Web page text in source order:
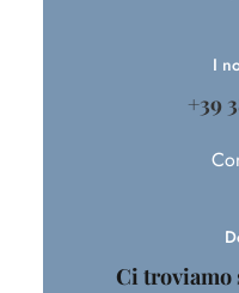
I
+39
Ci troviamo